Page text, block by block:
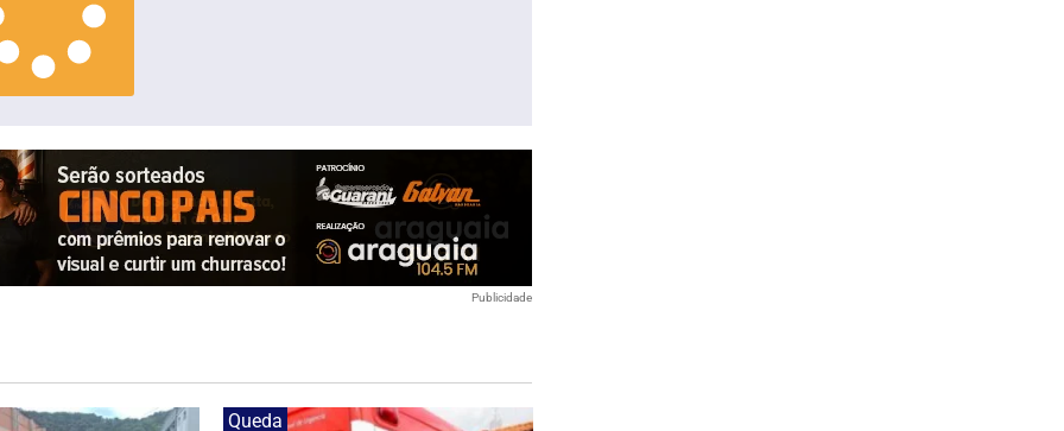
Publicidade
Queda